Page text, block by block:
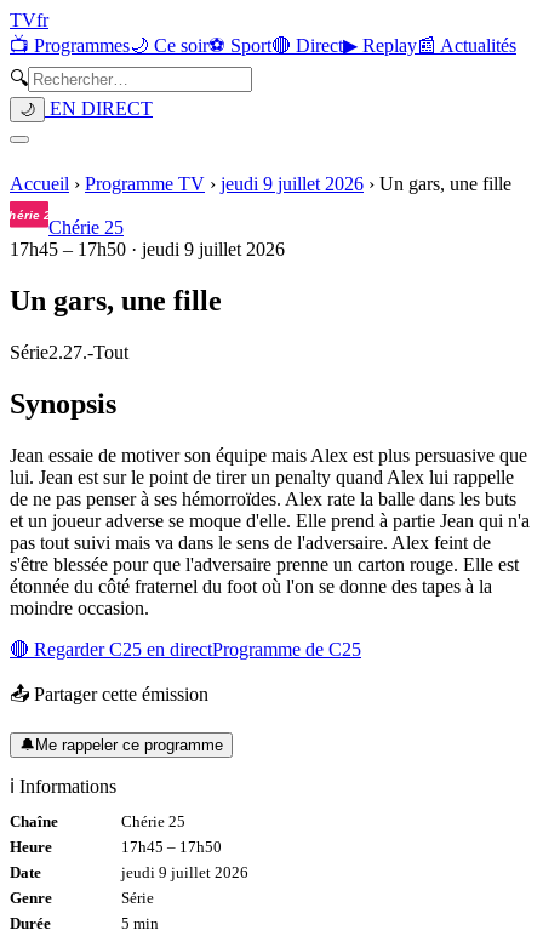
TVfr
📺 Programmes🌙 Ce soir⚽ Sport🔴 Direct▶ Replay📰 Actualités
🔍
🌙 EN DIRECT
Accueil › Programme TV › jeudi 9 juillet 2026 › Un gars, une fille
Chérie 25
17h45 – 17h50 · jeudi 9 juillet 2026
Un gars, une fille
Série2.27.-Tout
Synopsis
Jean essaie de motiver son équipe mais Alex est plus persuasive que
lui. Jean est sur le point de tirer un penalty quand Alex lui rappelle
de ne pas penser à ses hémorroïdes. Alex rate la balle dans les buts
et un joueur adverse se moque d'elle. Elle prend à partie Jean qui n'a
pas tout suivi mais va dans le sens de l'adversaire. Alex feint de
s'être blessée pour que l'adversaire prenne un carton rouge. Elle est
étonnée du côté fraternel du foot où l'on se donne des tapes à la
moindre occasion.
🔴 RegarderC25 en directProgramme de C25
📤 Partager cette émission
🔔Me rappeler ce programme
ℹ️ Informations
Chaîne
Chérie 25
Heure
17h45 – 17h50
Date
jeudi 9 juillet 2026
Genre
Série
Durée
5 min